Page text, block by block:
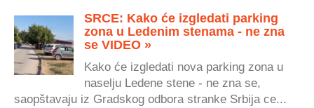
SRCE: Kako će izgledati parking
zona u Ledenim stenama - ne zna
se VIDEO »
Kako će izgledati nova parking zona u
naselju Ledene stene - ne zna se,
saopštavaju iz Gradskog odbora stranke Srbija ce...